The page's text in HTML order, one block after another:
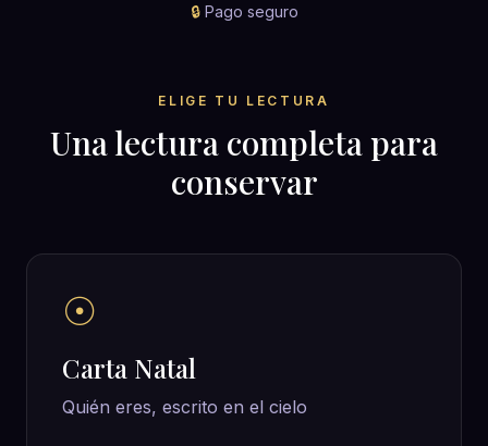
🔒Pago seguro
ELIGE TU LECTURA
Una lectura completa para
conservar
☉
Carta Natal
Quién eres, escrito en el cielo